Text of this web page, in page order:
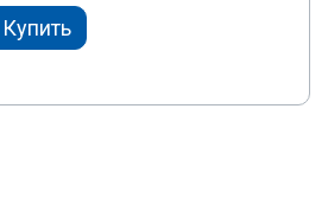
Купить